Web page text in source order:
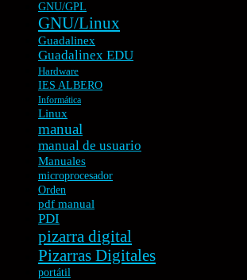
GNU/GPL
GNU/Linux
Guadalinex
Guadalinex EDU
Hardware
IES ALBERO
Informática
Linux
manual
manual de usuario
Manuales
microprocesador
Orden
pdf manual
PDI
pizarra digital
Pizarras Digitales
portátil